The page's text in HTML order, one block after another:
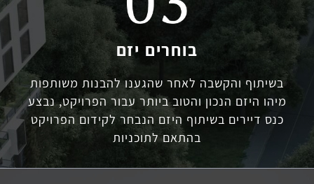
בוחרים יזם
בשיתוף והקשבה לאחר שהגענו להבנות משותפות
מיהו היזם הנכון והטוב ביותר עבור הפרויקט, נבצע
כנס דיירים בשיתוף היזם הנבחר לקידום הפרויקט
בהתאם לתוכניות